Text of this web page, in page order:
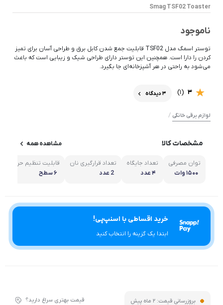
Smag TSF02 Toaster
ناموجود
توستر اسمگ مدل TSF02 قابلیت جمع شدن کابل برق و طراحی آسان برای تمیز
کردن را دارا است. همچنین این توستر دارای طراحی شیک و زیبایی است که باعث
می‌شود به راحتی در هر آشپزخانه‌ای جا بگیرد.
3
(1) 3 دیدگاه
لوازم برقی خانگی /
مشخصات کالا مشاهده همه
توان مصرفی
۱۵۰۰ وات
تعداد جایگاه
۴ عدد
تعداد قرارگیری نان
2 عدد
قابلیت تنظیم حرارت
۶ سطح
خرید اقساطی با اسنپ‌پی!
ابتدا یک گزینه را انتخاب کنید
بروزرسانی قیمت: 2 ماه پیش قیمت بهتری سراغ دارید؟